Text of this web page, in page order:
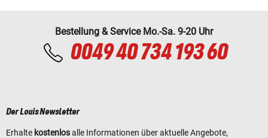
Bestellung & Service Mo.-Sa. 9-20 Uhr
0049 40 734 193 60
Der Louis Newsletter
Erhalte kostenlosalle Informationen über aktuelle Angebote,